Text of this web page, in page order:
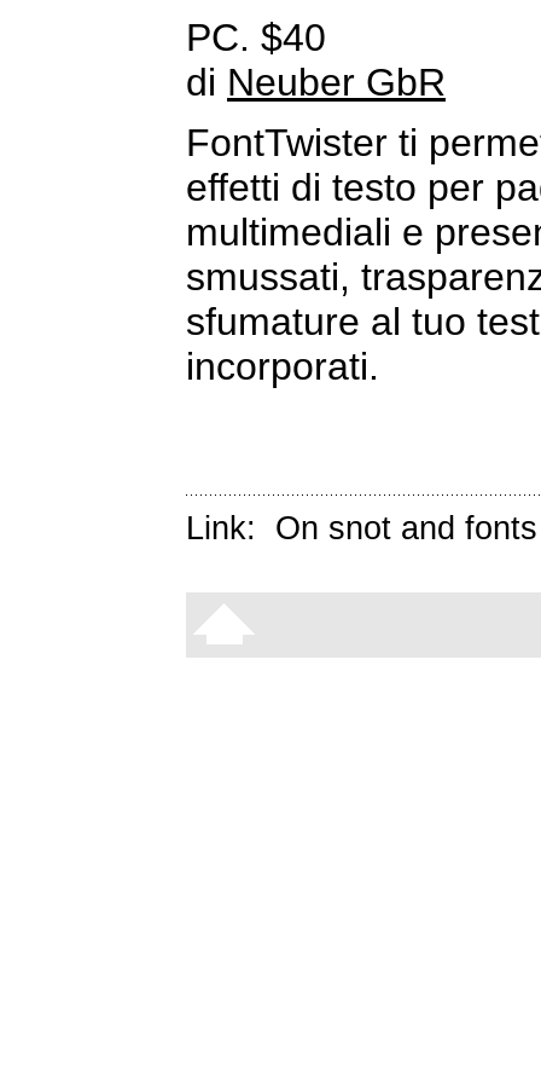
PC. $40
di Neuber GbR
FontTwister ti
effetti di testo per
multimediali e
smussati,
sfumature al tuo
incorporati.
Link: On snot and fonts